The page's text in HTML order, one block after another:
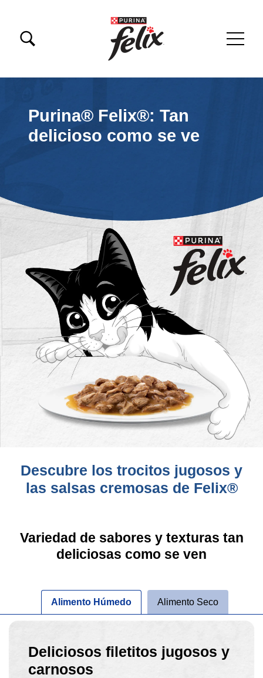
Purina® Felix®: Tan
delicioso como se ve
Descubre los trocitos jugosos y
las salsas cremosas de Felix®
Variedad de sabores y texturas tan
deliciosas como se ven
Alimento Húmedo Alimento Seco
Deliciosos filetitos jugosos y
carnosos